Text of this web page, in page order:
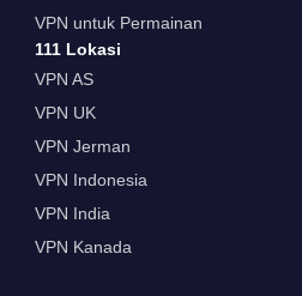
VPN untuk Permainan
111 Lokasi
VPN AS
VPN UK
VPN Jerman
VPN Indonesia
VPN India
VPN Kanada